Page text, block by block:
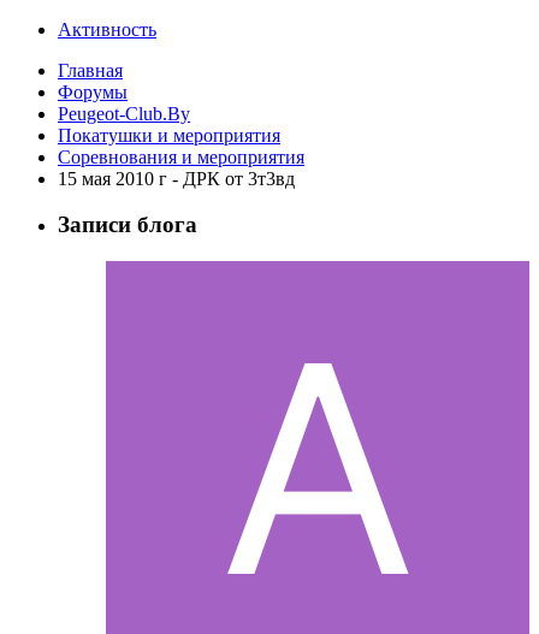
Активность
Главная
Форумы
Peugeot-Club.By
Покатушки и мероприятия
Соревнования и мероприятия
15 мая 2010 г - ДРК от 3т3вд
Записи блога